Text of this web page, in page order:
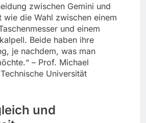
zwischen Gemini und
wie die Wahl zwischen einem
und einem
Beide haben ihre
je nachdem, was man
– Prof. Michael
Universität
und